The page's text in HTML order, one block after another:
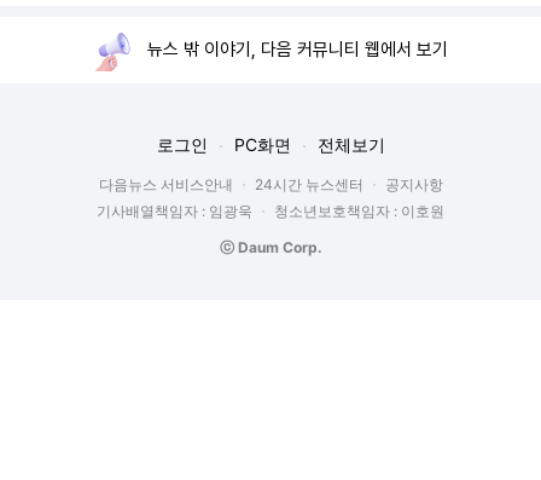
뉴스 밖 이야기, 다음 커뮤니티 웹에서 보기
로그인 PC화면 전체보기
다음뉴스 서비스안내 24시간 뉴스센터
공지사항
기사배열책임자 : 임광욱
청소년보호책임자 : 이호원
ⓒ Daum Corp.